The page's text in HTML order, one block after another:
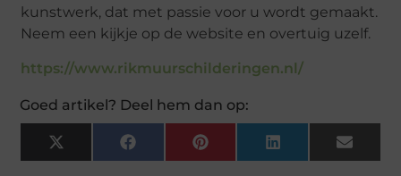
kunstwerk, dat met passie voor u wordt gemaakt.
Neem een kijkje op de website en overtuig uzelf.
https://www.rikmuurschilderingen.nl/
Goed artikel? Deel hem dan op:
X
(Twitter)
FacebookPinterestLinkedIn Email